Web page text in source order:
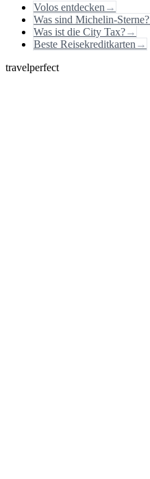
Volos entdecken →
Was sind Michelin-Sterne?
Was ist die City Tax?→
Beste Reisekreditkarten →
travelperfect